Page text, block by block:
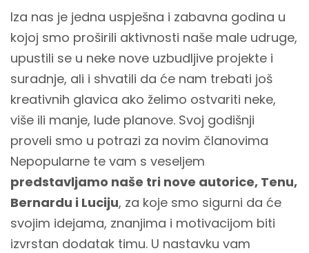
Iza nas je jedna uspješna i zabavna godina u
kojoj smo proširili aktivnosti naše male udruge,
upustili se u neke nove uzbudljive projekte i
suradnje, ali i shvatili da će nam trebati još
kreativnih glavica ako želimo ostvariti neke,
više ili manje, lude planove. Svoj godišnji
proveli smo u potrazi za novim članovima
Nepopularne te vam s veseljem
predstavljamo naše tri nove autorice, Tenu,
Bernardu i Luciju, za koje smo sigurni da će
svojim idejama, znanjima i motivacijom biti
izvrstan dodatak timu. U nastavku vam